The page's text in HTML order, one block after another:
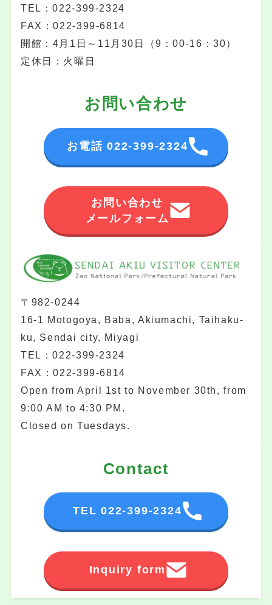
TEL：022-399-2324
FAX：022-399-6814
開館：4月1日～11月30日（9：00-16：30）
定休日：火曜日
お問い合わせ
お電話 022-399-2324
お問い合わせ
メールフォーム
〒982-0244
16-1 Motogoya, Baba, Akiumachi, Taihaku-
ku, Sendai city, Miyagi
TEL：022-399-2324
FAX：022-399-6814
Open from April 1st to November 30th, from
9:00 AM to 4:30 PM.
Closed on Tuesdays.
Contact
TEL 022-399-2324
Inquiry form